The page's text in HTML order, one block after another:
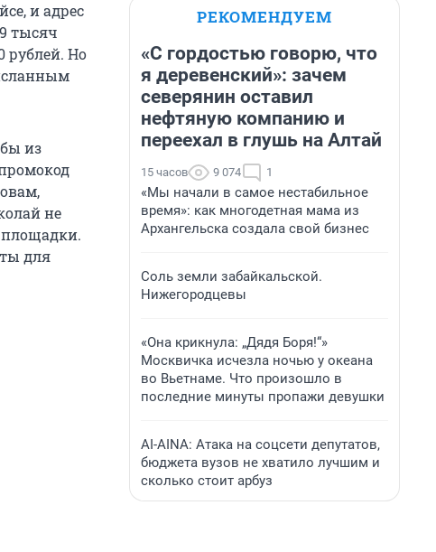
и адрес
тысяч
рублей. Но
из
не
площадки.
для
РЕКОМЕНДУЕМ
«С гордостью говорю, что
я деревенский»: зачем
северянин оставил
нефтяную компанию и
переехал в глушь на Алтай
15 часов 9 074 1
«Мы начали в самое нестабильное
время»: как многодетная мама из
Архангельска создала свой бизнес
Соль земли забайкальской.
Нижегородцевы
«Она крикнула: „Дядя Боря!“»
Москвичка исчезла ночью у океана
во Вьетнаме. Что произошло в
последние минуты пропажи девушки
AI-AINA: Атака на соцсети депутатов,
бюджета вузов не хватило лучшим и
сколько стоит арбуз